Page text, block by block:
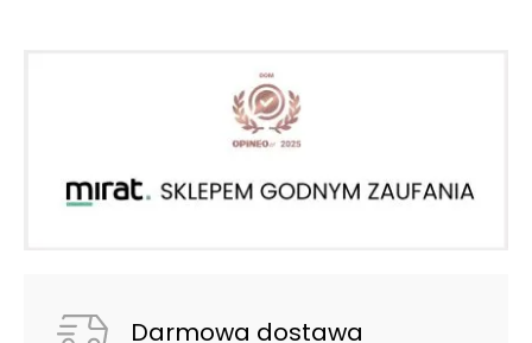
Darmowa dostawa